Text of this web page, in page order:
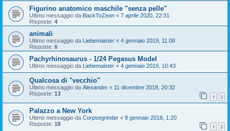
Figurino anatomico maschile "senza pelle"
Ultimo messaggio da BackToZeon « 7 aprile 2020, 22:31
Risposte: 4
animali
Ultimo messaggio da Liebemaister « 4 gennaio 2019, 11:08
Risposte: 6
Pachyrhinosaurus - 1/24 Pegasus Model
Ultimo messaggio da Liebemaister « 4 gennaio 2019, 10:43
Qualcosa di "vecchio"
Ultimo messaggio da Alexander « 11 dicembre 2018, 20:32
Risposte: 13 1 2
Palazzo a New York
Ultimo messaggio da Corpsegrinder « 9 gennaio 2018, 1:20
Risposte: 18 1 2